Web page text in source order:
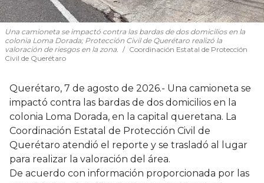
Una camioneta se impactó contra las bardas de dos domicilios en la
colonia Loma Dorada; Protección Civil de Querétaro realizó la
valoración de riesgos en la zona.
Coordinación Estatal de Protección
Civil de Querétaro
Querétaro, 7 de agosto de 2026.- Una camioneta se
impactó contra las bardas de dos domicilios en la
colonia Loma Dorada, en la capital queretana. La
Coordinación Estatal de Protección Civil de
Querétaro atendió el reporte y se trasladó al lugar
para realizar la valoración del área.
De acuerdo con información proporcionada por las